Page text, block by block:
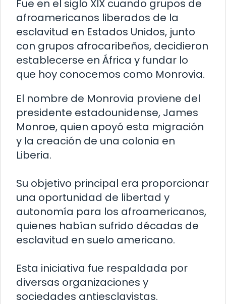
Fue en el siglo XIX cuando grupos de
afroamericanos liberados de la
esclavitud en Estados Unidos, junto
con grupos afrocaribeños, decidieron
establecerse en África y fundar lo
que hoy conocemos como Monrovia.
El nombre de Monrovia proviene del
presidente estadounidense, James
Monroe, quien apoyó esta migración
y la creación de una colonia en
Liberia.
Su objetivo principal era proporcionar
una oportunidad de libertad y
autonomía para los afroamericanos,
quienes habían sufrido décadas de
esclavitud en suelo americano.
Esta iniciativa fue respaldada por
diversas organizaciones y
sociedades antiesclavistas.